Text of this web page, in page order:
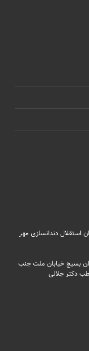
استقلال دندانسازی مهر
بسیج خیابان ملت جنب